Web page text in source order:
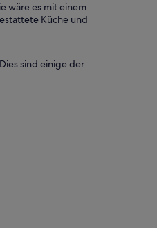
wäre es mit einem
Küche und
sind einige der